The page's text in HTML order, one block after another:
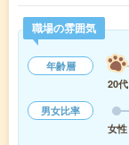
職場の雰囲気
年齢層
20代
男女比率
女性